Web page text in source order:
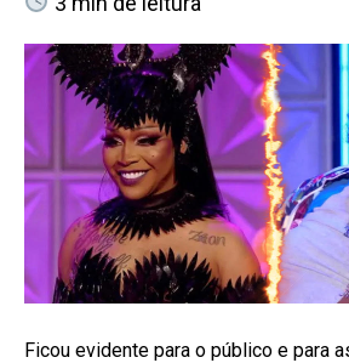
Ficou evidente para o público e para